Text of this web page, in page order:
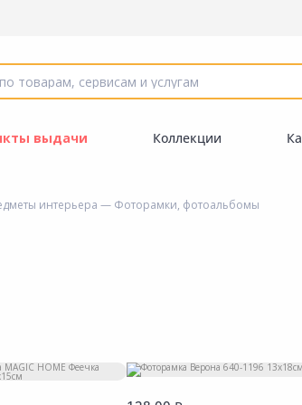
выдачи Коллекции
интерьера — Фоторамки, фотоальбомы